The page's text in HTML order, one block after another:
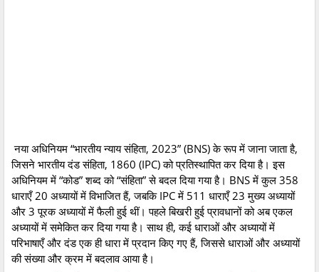
नया अधिनियम “भारतीय न्याय संहिता, 2023” (BNS) के रूप में जाना जाता है,
जिसने भारतीय दंड संहिता, 1860 (IPC) को प्रतिस्थापित कर दिया है। इस
अधिनियम में “कोड” शब्द को “संहिता” से बदल दिया गया है। BNS में कुल 358
धाराएँ 20 अध्यायों में विभाजित हैं, जबकि IPC में 511 धाराएँ 23 मुख्य अध्यायों
और 3 पूरक अध्यायों में फैली हुई थीं। पहले बिखरी हुई प्रावधानों को अब एकल
अध्यायों में समेकित कर दिया गया है। साथ ही, कई धाराओं और अध्यायों में
परिभाषाएँ और दंड एक ही धारा में प्रदान किए गए हैं, जिससे धाराओं और अध्यायों
की संख्या और क्रम में बदलाव आया है।